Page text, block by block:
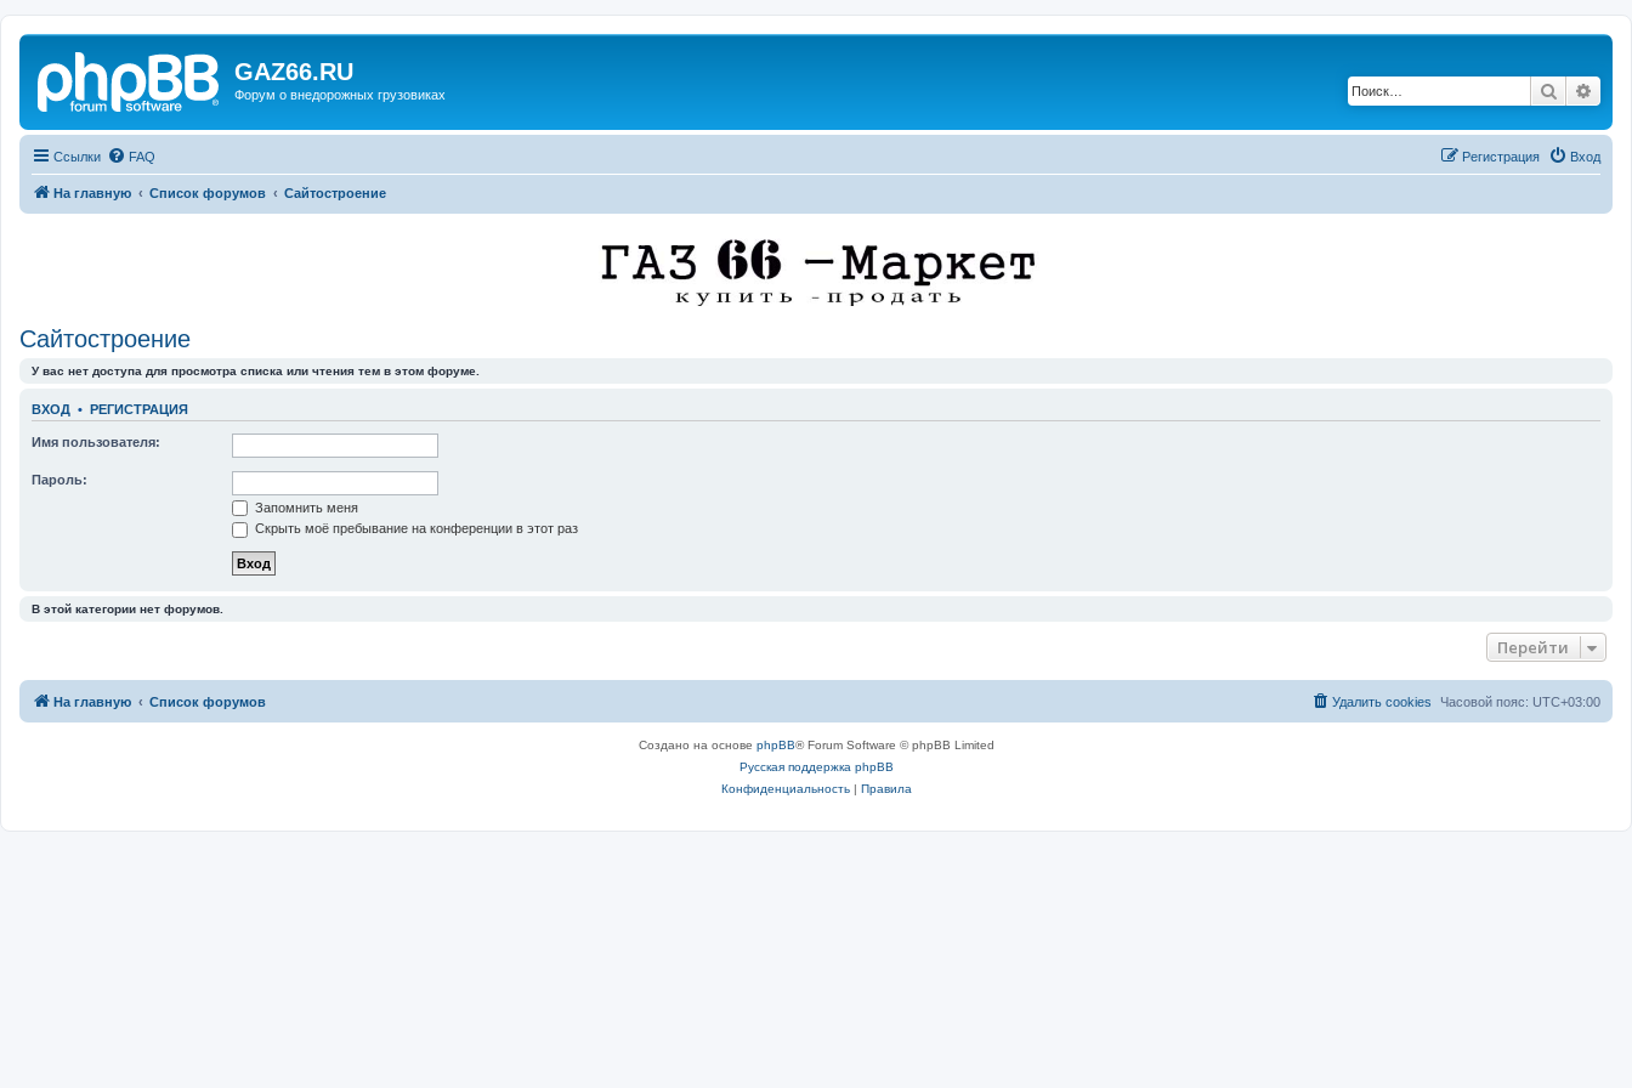
GAZ66.RU
Форум о внедорожных грузовиках Поиск
Ссылки FAQ Вход
Регистрация
На главную Список форумов Сайтостроение
Сайтостроение
У вас нет доступа для просмотра списка или чтения тем в этом форуме.
ВХОД • РЕГИСТРАЦИЯ
Имя пользователя:
Пароль:
Запомнить меня
Скрыть моё пребывание на конференции в этот раз
В этой категории нет форумов.
Перейти
На главную Список форумов Часовой пояс: UTC+03:00
Удалить cookies
Создано на основе phpBB® Forum Software © phpBB Limited
Русская поддержка phpBB
Конфиденциальность| Правила